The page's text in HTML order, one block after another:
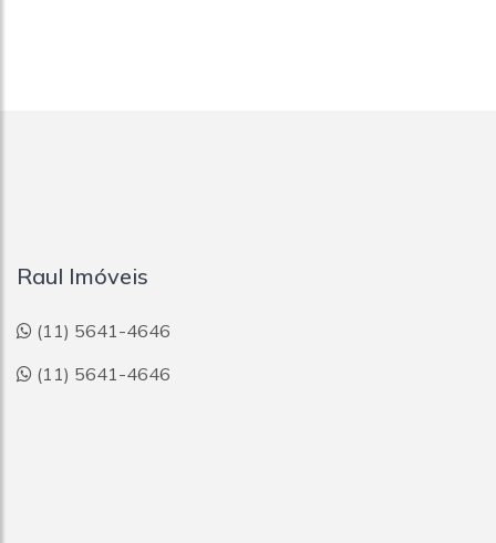
Raul Imóveis
(11) 5641-4646
(11) 5641-4646